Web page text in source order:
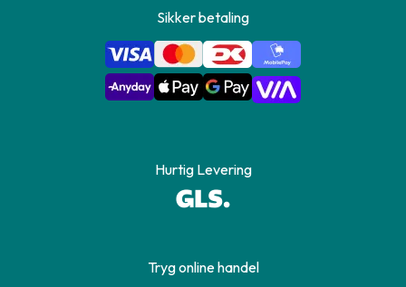
Sikker betaling
Hurtig Levering
Tryg online handel